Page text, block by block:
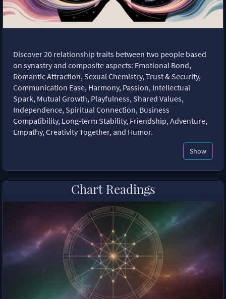
Discover 20 relationship traits between two people based
on synastry and composite aspects: Emotional Bond,
Romantic Attraction, Sexual Chemistry, Trust & Security,
Communication Ease, Harmony, Passion, Intellectual
Spark, Mutual Growth, Playfulness, Shared Values,
Independence, Spiritual Connection, Business
Compatibility, Long-term Stability, Friendship, Adventure,
Empathy, Creativity Together, and Humor.
Show
Chart Readings